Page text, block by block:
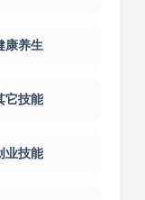
康养生
它技能
业技能